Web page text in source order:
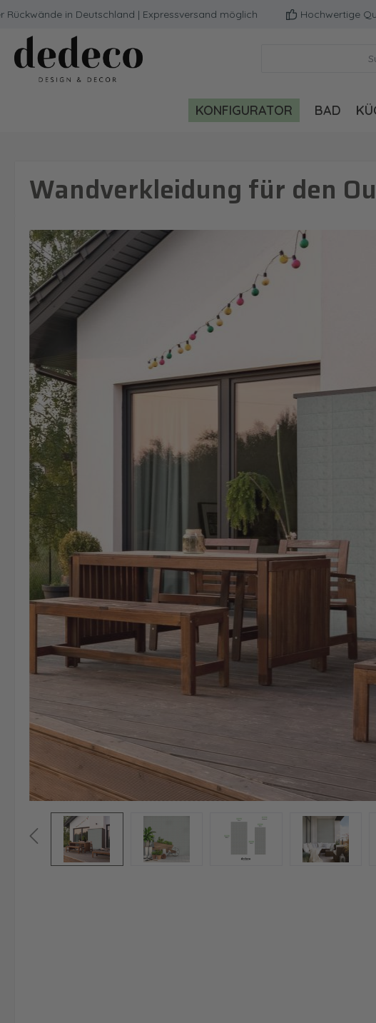
Hauptinhalt springen
Zur Suche springen
Zur Hauptnavigation springen
in Deutschland | Expressversand möglich Hochwertige
KONFIGURATOR BAD
Wandverkleidung für den
Bildergalerie überspringen